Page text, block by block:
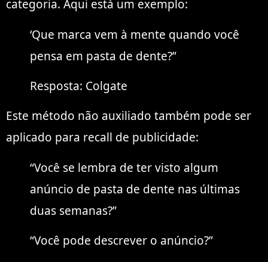
categoria. Aqui está um exemplo:
‘Que marca vem à mente quando você
pensa em pasta de dente?”
Resposta: Colgate
Este método não auxiliado também pode ser
aplicado para recall de publicidade:
“Você se lembra de ter visto algum
anúncio de pasta de dente nas últimas
duas semanas?”
“Você pode descrever o anúncio?”